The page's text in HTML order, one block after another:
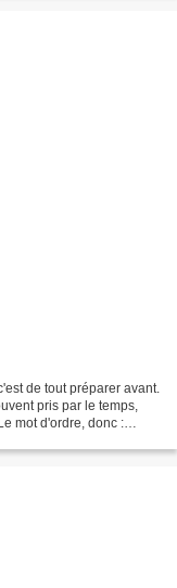
de tout préparer avant.
pris par le temps,
mot d'ordre, donc :